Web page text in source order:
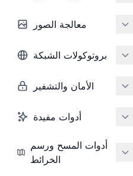
معالجة الصور
بروتوكولات الشبكة
الأمان والتشفير
أدوات مفيدة
أدوات المسح ورسم
الخرائط